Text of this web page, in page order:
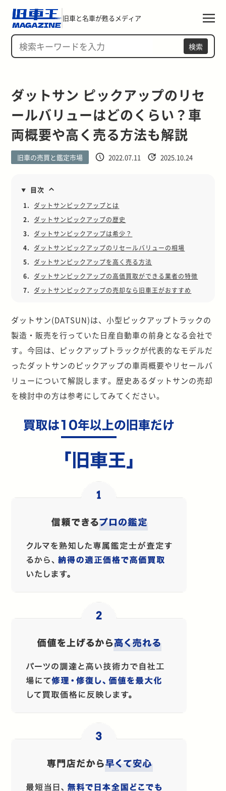
旧車と名車が甦るメディア
検索
ダットサン ピックアップのリセ
ールバリューはどのくらい？車
両概要や高く売る方法も解説
旧車の売買と鑑定市場 2022.07.11 2025.10.24
目次
1.
ダットサンピックアップとは
2.
ダットサンピックアップの歴史
3.
ダットサンピックアップは希少？
4.
ダットサンピックアップのリセールバリューの相場
5.
ダットサンピックアップを高く売る方法
6.
ダットサンピックアップの高価買取ができる業者の特徴
7.
ダットサンピックアップの売却なら旧車王がおすすめ
ダットサン(DATSUN)は、小型ピックアップトラックの
製造・販売を行っていた日産自動車の前身となる会社で
す。今回は、ピックアップトラックが代表的なモデルだ
ったダットサンのピックアップの車両概要やリセールバ
リューについて解説します。歴史あるダットサンの売却
を検討中の方は参考にしてみてください。